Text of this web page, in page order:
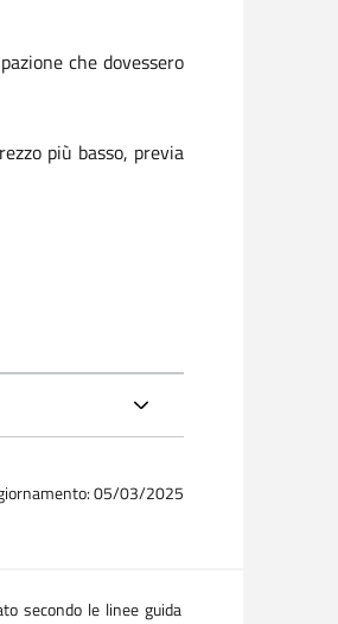
che dovessero
più basso, previa
05/03/2025
secondo le linee guida